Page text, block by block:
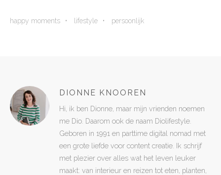
happy moments lifestyle persoonlijk
DIONNE KNOOREN
Hi, ik ben Dionne, maar mijn vrienden noemen
me Dio. Daarom ook de naam Diolifestyle.
Geboren in 1991 en parttime digital nomad met
een grote liefde voor content creatie. Ik schrijf
met plezier over alles wat het leven leuker
maakt: van interieur en reizen tot eten, planten,